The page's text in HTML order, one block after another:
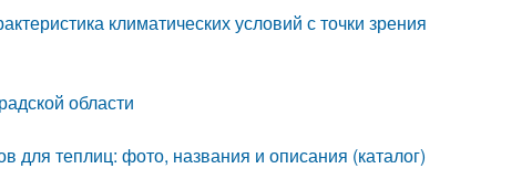
климатических условий с точки зрения
области
для теплиц: фото, названия и описания (каталог)